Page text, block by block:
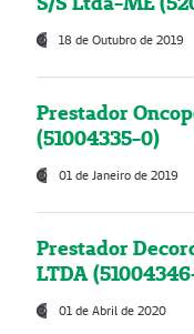
18 de Outubro de 2019
Prestador
(51004335-0)
01 de Janeiro de 2019
Prestador
LTDA
01 de Abril de 2020